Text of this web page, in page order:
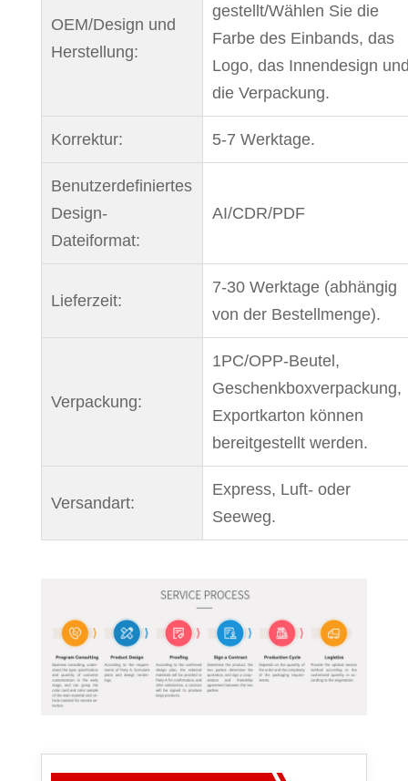
OEM/Design und
Herstellung:
gestellt/Wählen Sie die
Farbe des Einbands, das
Logo, das Innendesign
die Verpackung.
Korrektur: 5-7 Werktage.
Benutzerdefiniertes
Design-
Dateiformat:
AI/CDR/PDF
Lieferzeit:
7-30 Werktage (abhängig
von der Bestellmenge).
Verpackung:
1PC/OPP-Beutel,
Geschenkboxverpackung,
Exportkarton können
bereitgestellt werden.
Versandart:
Express, Luft- oder
Seeweg.